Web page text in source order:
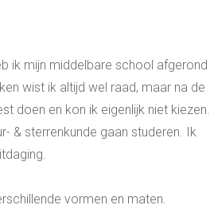
ik mijn middelbare school afgerond
wist ik altijd wel raad, maar na de
doen en kon ik eigenlijk niet kiezen.
& sterrenkunde gaan studeren. Ik
vormen en maten.